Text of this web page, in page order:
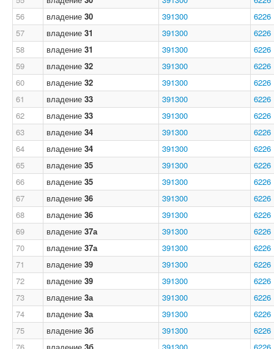
56
владение 30 391300
6226
57
владение 31 391300
6226
58
владение 31 391300
6226
59
владение 32 391300
6226
60
владение 32 391300
6226
61
владение 33 391300
6226
62
владение 33 391300
6226
63
владение 34 391300
6226
64
владение 34 391300
6226
65
владение 35 391300
6226
66
владение 35 391300
6226
67
владение 36 391300
6226
68
владение 36 391300
6226
69
владение 37а 391300
6226
70
владение 37а 391300
6226
71
владение 39 391300
6226
72
владение 39 391300
6226
73
владение 3а 391300
6226
74
владение 3а 391300
6226
75
владение 3б 391300
6226